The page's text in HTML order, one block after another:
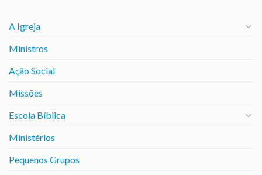
A Igreja
Ministros
Ação Social
Missões
Escola Bíblica
Ministérios
Pequenos Grupos